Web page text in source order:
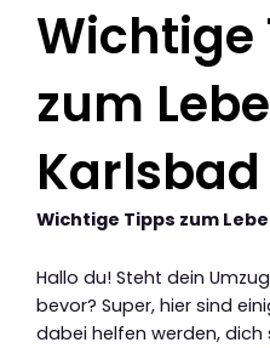
Wichtige
zum
Karlsbad
Wichtige Tipps zum
Hallo du! Steht dein
bevor? Super, hier sind
dabei helfen werden, dich